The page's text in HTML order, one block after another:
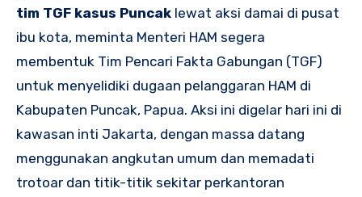
tim TGF kasus Puncak lewat aksi damai di pusat
ibu kota, meminta Menteri HAM segera
membentuk Tim Pencari Fakta Gabungan (TGF)
untuk menyelidiki dugaan pelanggaran HAM di
Kabupaten Puncak, Papua. Aksi ini digelar hari ini di
kawasan inti Jakarta, dengan massa datang
menggunakan angkutan umum dan memadati
trotoar dan titik-titik sekitar perkantoran